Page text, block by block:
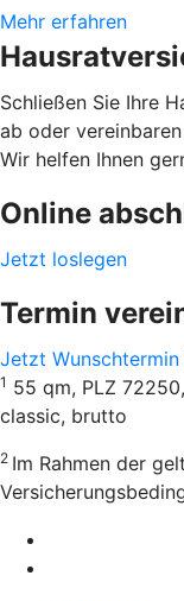
Mehr erfahren
Schließen Sie Ihre
ab oder
Wir helfen Ihnen
Online
Jetzt loslegen
Termin
Jetzt
1 55 qm, PLZ
classic, brutto
2 Im Rahmen der